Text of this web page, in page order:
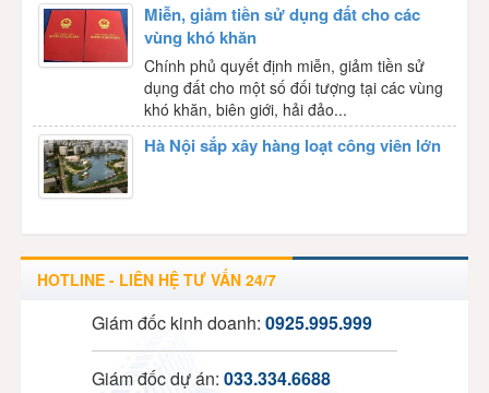
Miễn, giảm tiền sử dụng đất cho các
vùng khó khăn
Chính phủ quyết định miễn, giảm tiền sử
dụng đất cho một số đối tượng tại các vùng
khó khăn, biên giới, hải đảo...
Hà Nội sắp xây hàng loạt công viên lớn
HOTLINE - LIÊN HỆ TƯ VẤN 24/7
Giám đốc kinh doanh: 0925.995.999
Giám đốc dự án: 033.334.6688